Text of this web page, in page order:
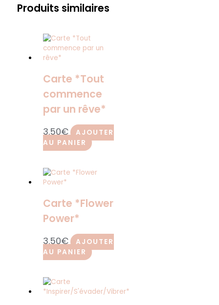
Produits similaires
Carte *Tout
commence
par un rêve*
3.50€
AJOUTER
AU PANIER
Carte *Flower
Power*
3.50€
AJOUTER
AU PANIER